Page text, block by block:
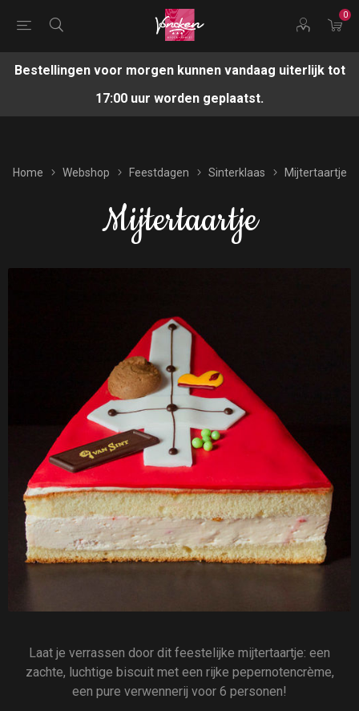
0
Bestellingen voor morgen kunnen vandaag uiterlijk tot
17:00 uur worden geplaatst.
Home Webshop Feestdagen Sinterklaas Mijtertaartje
Mijtertaartje
Laat je verrassen door dit feestelijke mijtertaartje: een
zachte, luchtige biscuit met een rijke pepernotencrème,
een pure verwennerij voor 6 personen!